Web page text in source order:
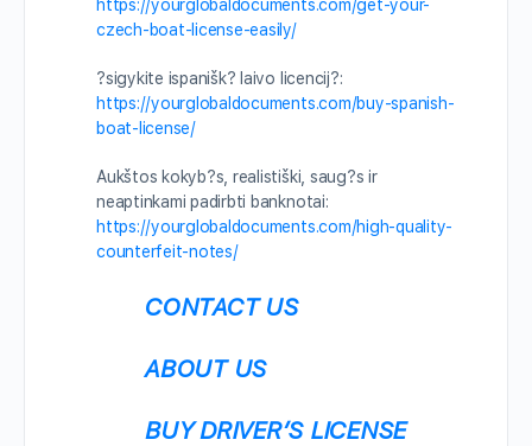
https://yourglobaldocuments.com/get-your-
czech-boat-license-easily/
?sigykite ispanišk? laivo licencij?:
https://yourglobaldocuments.com/buy-spanish-
boat-license/
Aukštos kokyb?s, realistiški, saug?s ir
neaptinkami padirbti banknotai:
https://yourglobaldocuments.com/high-quality-
counterfeit-notes/
CONTACT US
ABOUT US
BUY DRIVER’S LICENSE